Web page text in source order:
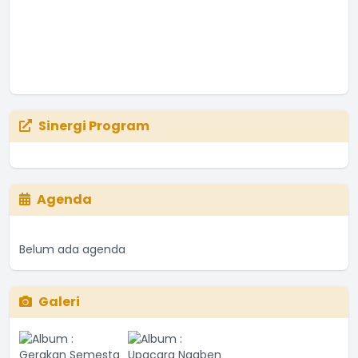
Sinergi Program
Agenda
Belum ada agenda
Galeri